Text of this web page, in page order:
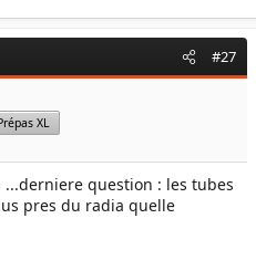
#27
XL
question : les tubes
pres du radia quelle